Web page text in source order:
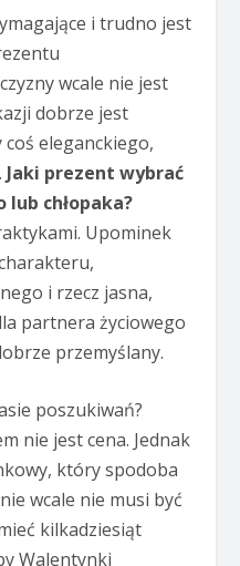
i trudno jest
wcale nie jest
dobrze jest
eleganckiego,
Jaki prezent wybrać
lub chłopaka?
Upominek
i rzecz jasna,
partnera życiowego
przemyślany.
poszukiwań?
nie jest cena. Jednak
który spodoba
wcale nie musi być
kilkadziesiąt
Walentynki